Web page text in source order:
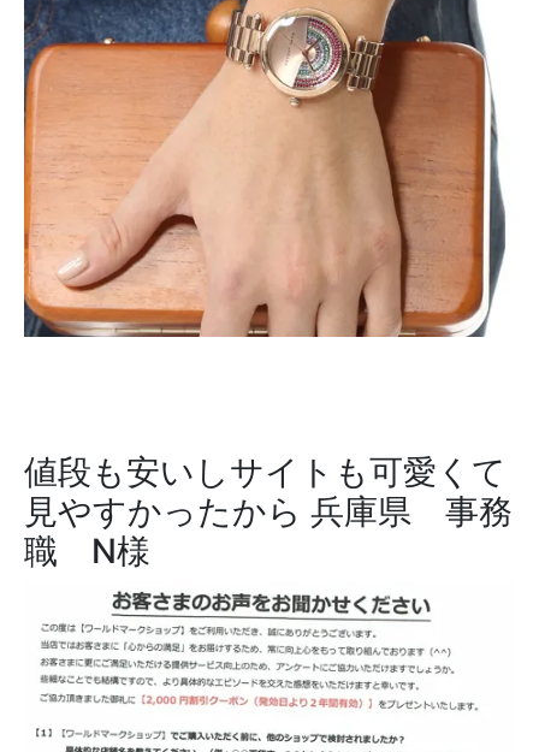
値段も安いしサイトも可愛くて
見やすかったから 兵庫県 事務
職 N様